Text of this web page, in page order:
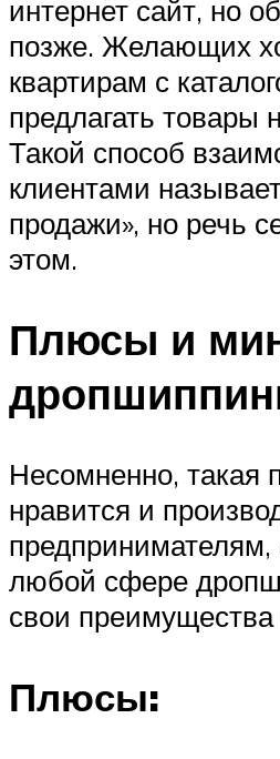
интернет сайт, но
позже. Желающих
квартирам с
предлагать товары
Такой способ
клиентами
продажи», но речь
этом.
Плюсы и
Несомненно, такая
нравится и
предпринимателям,
любой сфере
свои преимущества
Плюсы: